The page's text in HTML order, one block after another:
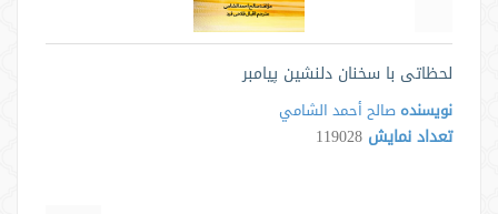
لحظاتی با سخنان دلنشین پیامبر
نویسنده صالح أحمد الشامي
تعداد نمایش 119028